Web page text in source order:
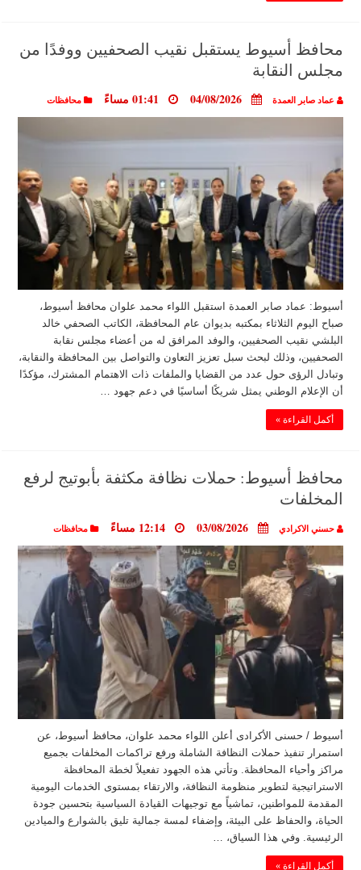
محافظ أسيوط يستقبل نقيب الصحفيين ووفدًا من
مجلس النقابة
عماد صابر العمدة 04/08/2026 محافظات
أسيوط: عماد صابر العمدة استقبل اللواء محمد علوان محافظ أسيوط،
صباح اليوم الثلاثاء بمكتبه بديوان عام المحافظة، الكاتب الصحفي خالد
البلشي نقيب الصحفيين، والوفد المرافق له من أعضاء مجلس نقابة
الصحفيين، وذلك لبحث سبل تعزيز التعاون والتواصل بين المحافظة والنقابة،
وتبادل الرؤى حول عدد من القضايا والملفات ذات الاهتمام المشترك، مؤكدًا
أن الإعلام الوطني يمثل شريكًا أساسيًا في دعم جهود …
أكمل القراءة »
محافظ أسيوط: حملات نظافة مكثفة بأبوتيج لرفع
المخلفات
حسني الاكرادي 03/08/2026 12:14 مساءً محافظات
أسيوط / حسنى الأكرادى أعلن اللواء محمد علوان، محافظ أسيوط، عن
استمرار تنفيذ حملات النظافة الشاملة ورفع تراكمات المخلفات بجميع
مراكز وأحياء المحافظة. وتأتي هذه الجهود تفعيلاً لخطة المحافظة
الاستراتيجية لتطوير منظومة النظافة، والارتقاء بمستوى الخدمات اليومية
المقدمة للمواطنين، تماشياً مع توجيهات القيادة السياسية بتحسين جودة
الحياة، والحفاظ على البيئة، وإضفاء لمسة جمالية تليق بالشوارع والميادين
الرئيسية. وفي هذا السياق، …
أكمل القراءة »